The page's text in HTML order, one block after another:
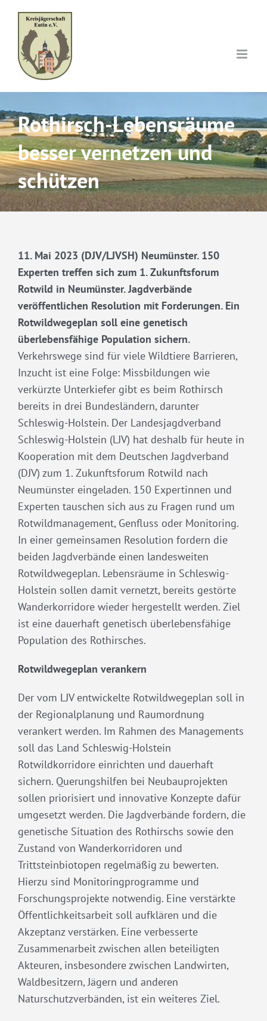
content
Rothirsch-Lebensräume
besser vernetzen und
schützen
11. Mai 2023 (DJV/LJVSH) Neumünster. 150
Experten treffen sich zum 1. Zukunftsforum
Rotwild in Neumünster. Jagdverbände
veröffentlichen Resolution mit Forderungen. Ein
Rotwildwegeplan soll eine genetisch
überlebensfähige Population sichern.
Verkehrswege sind für viele Wildtiere Barrieren,
Inzucht ist eine Folge: Missbildungen wie
verkürzte Unterkiefer gibt es beim Rothirsch
bereits in drei Bundesländern, darunter
Schleswig-Holstein. Der Landesjagdverband
Schleswig-Holstein (LJV) hat deshalb für heute in
Kooperation mit dem Deutschen Jagdverband
(DJV) zum 1. Zukunftsforum Rotwild nach
Neumünster eingeladen. 150 Expertinnen und
Experten tauschen sich aus zu Fragen rund um
Rotwildmanagement, Genfluss oder Monitoring.
In einer gemeinsamen Resolution fordern die
beiden Jagdverbände einen landesweiten
Rotwildwegeplan. Lebensräume in Schleswig-
Holstein sollen damit vernetzt, bereits gestörte
Wanderkorridore wieder hergestellt werden. Ziel
ist eine dauerhaft genetisch überlebensfähige
Population des Rothirsches.
Rotwildwegeplan verankern
Der vom LJV entwickelte Rotwildwegeplan soll in
der Regionalplanung und Raumordnung
verankert werden. Im Rahmen des Managements
soll das Land Schleswig-Holstein
Rotwildkorridore einrichten und dauerhaft
sichern. Querungshilfen bei Neubauprojekten
sollen priorisiert und innovative Konzepte dafür
umgesetzt werden. Die Jagdverbände fordern, die
genetische Situation des Rothirschs sowie den
Zustand von Wanderkorridoren und
Trittsteinbiotopen regelmäßig zu bewerten.
Hierzu sind Monitoringprogramme und
Forschungsprojekte notwendig. Eine verstärkte
Öffentlichkeitsarbeit soll aufklären und die
Akzeptanz verstärken. Eine verbesserte
Zusammenarbeit zwischen allen beteiligten
Akteuren, insbesondere zwischen Landwirten,
Waldbesitzern, Jägern und anderen
Naturschutzverbänden, ist ein weiteres Ziel.